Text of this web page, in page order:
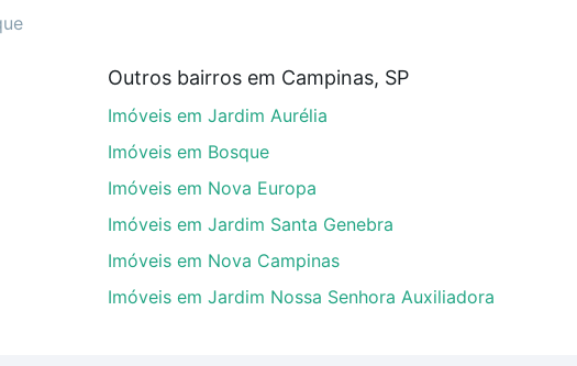
SP que custam a partir de R$ 0 e com nossas opções de
custos envolvidos no processo de compra, veja em nosso
com segurança e conforto. Loft, com você até as chaves.
Outros bairros em Campinas, SP
Imóveis em Jardim Aurélia
Imóveis em Bosque
Imóveis em Nova Europa
Imóveis em Jardim Santa Genebra
Imóveis em Nova Campinas
Imóveis em Jardim Nossa Senhora Auxiliadora